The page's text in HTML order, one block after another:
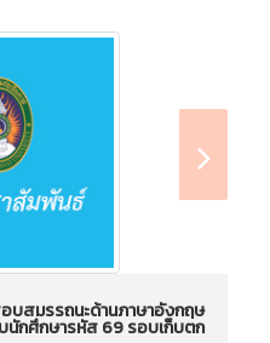
บสมรรถนะด้านภาษาอังกฤษ
นักศึกษารหัส 69 รอบเก็บตก